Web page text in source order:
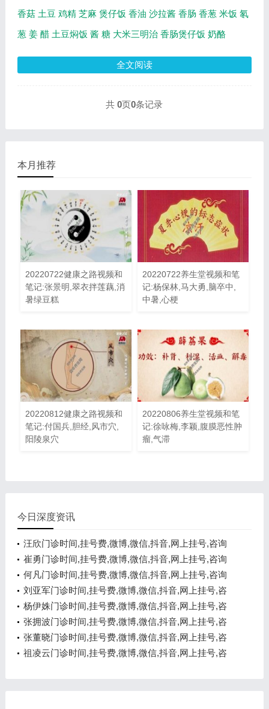
香菇 土豆 鸡精 芝麻 煲仔饭 香油 沙拉酱 香肠 香葱 米饭 氡
葱 姜 醋 土豆焖饭 酱 糖 大米三明治 香肠煲仔饭 奶酪
全文阅读
共0页0条记录
本月推荐
20220722健康之路视频和
笔记:张景明,翠衣拌莲藕,消
暑绿豆糕
20220722养生堂视频和笔
记:杨保林,马大勇,脑卒中,
中暑,心梗
20220812健康之路视频和
笔记:付国兵,胆经,风市穴,
阳陵泉穴
20220806养生堂视频和笔
记:徐咏梅,李颖,腹膜恶性肿
瘤,气滞
今日深度资讯
汪欣门诊时间,挂号费,微博,微信,抖音,网上挂号,咨询
电话,在线咨询
崔勇门诊时间,挂号费,微博,微信,抖音,网上挂号,咨询
电话,在线咨询
何凡门诊时间,挂号费,微博,微信,抖音,网上挂号,咨询
电话,在线咨询
刘亚军门诊时间,挂号费,微博,微信,抖音,网上挂号,咨
询电话,在线咨询
杨伊姝门诊时间,挂号费,微博,微信,抖音,网上挂号,咨
询电话,在线咨询
张拥波门诊时间,挂号费,微博,微信,抖音,网上挂号,咨
询电话,在线咨询
张董晓门诊时间,挂号费,微博,微信,抖音,网上挂号,咨
询电话,在线咨询
祖凌云门诊时间,挂号费,微博,微信,抖音,网上挂号,咨